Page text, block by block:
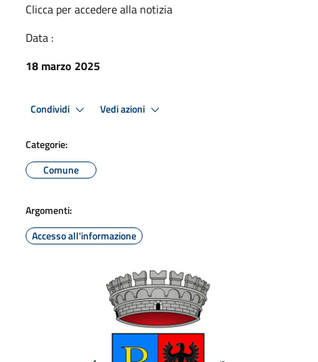
Clicca per accedere alla notizia
Data :
18 marzo 2025
Condividi Vedi azioni
Categorie:
Comune
Argomenti:
Accesso all'informazione